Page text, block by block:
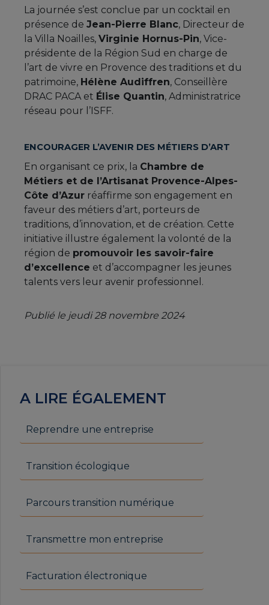
La journée s’est conclue par un cocktail en
présence de Jean-Pierre Blanc, Directeur de
la Villa Noailles, Virginie Hornus-Pin, Vice-
présidente de la Région Sud en charge de
l’art de vivre en Provence des traditions et du
patrimoine, Hélène Audiffren, Conseillère
DRAC PACA et Élise Quantin, Administratrice
réseau pour l’ISFF.
ENCOURAGER L’AVENIR DES MÉTIERS D’ART
En organisant ce prix, la Chambre de
Métiers et de l’Artisanat Provence-Alpes-
Côte d’Azur réaffirme son engagement en
faveur des métiers d’art, porteurs de
traditions, d’innovation, et de création. Cette
initiative illustre également la volonté de la
région de promouvoir les savoir-faire
d’excellence et d’accompagner les jeunes
talents vers leur avenir professionnel.
Publié le jeudi 28 novembre 2024
A LIRE ÉGALEMENT
Reprendre une entreprise
Transition écologique
Parcours transition numérique
Transmettre mon entreprise
Facturation électronique